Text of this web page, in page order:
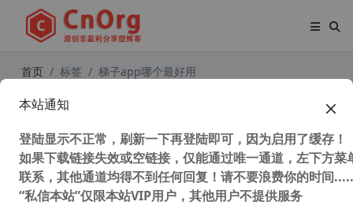
首页 标签 梯子app哪个最好用
8M/秒，亲测唯一高速稳定20年未跑
路
本站通知
登陆显示不正常，刷新一下再登陆即可，因为启用了缓存！
如果下载链接失效或空链接，仅能通过唯一通道，左下方菜
联系，其他通道均得不到任何回复！请不要浪费你的时间
“私信本站”仅限本站VIP用户，其他用户不提供服务